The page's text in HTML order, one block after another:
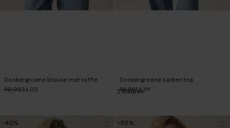
Donkergroene blouse met ruffle
90.0036.00
Donkergroene kanten top
94.9856.99
2Kleuren
-40% -50%